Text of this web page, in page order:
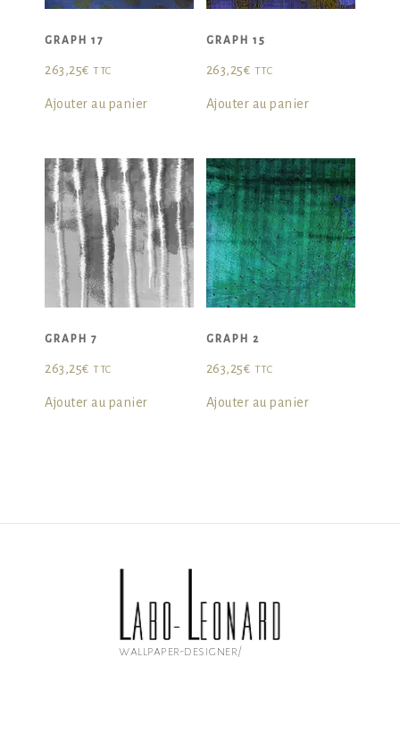
GRAPH 17
263,25€ TTC
Ajouter au panier
GRAPH 15
263,25€ TTC
Ajouter au panier
GRAPH 7
263,25€ TTC
Ajouter au panier
GRAPH 2
263,25€ TTC
Ajouter au panier
wallpaper-designer/